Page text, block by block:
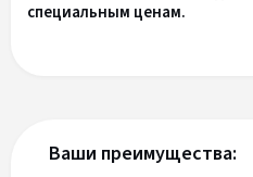
специальным ценам.
Ваши преимущества: